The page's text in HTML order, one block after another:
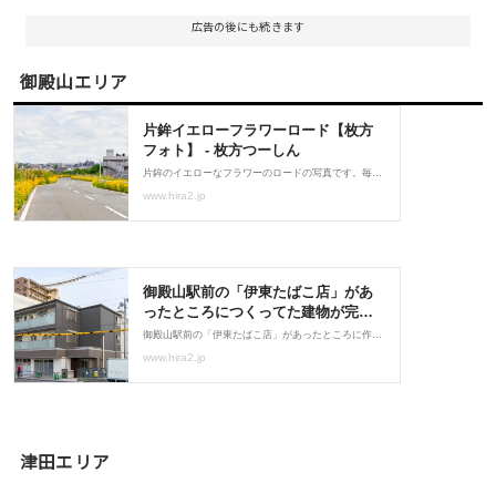
広告の後にも続きます
御殿山エリア
津田エリア